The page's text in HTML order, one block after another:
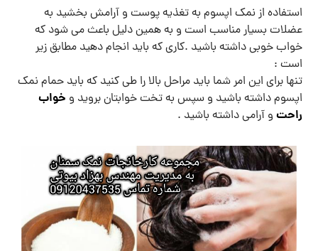
استفاده از نمک اپسوم به تغذیه پوست و آرامش بخشید به
عضلات بسیار مناسب است و به همین دلیل باعث می شود که
خواب خوبی داشته باشید .کاری که باید انجام دهید مطابق زیر
است :
تنها برای این امر شما باید مراحل بالا را طی کنید که باید حمام نمک
اپسوم داشته باشید و سپس به تخت خوابتان بروید و خواب
راحت و آرامی داشته باشید .